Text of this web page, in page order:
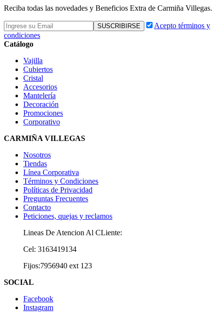
Reciba todas las novedades y Beneficios Extra de Carmiña Villegas.
Acepto términos y
condiciones
Catálogo
Vajilla
Cubiertos
Cristal
Accesorios
Mantelería
Decoración
Promociones
Corporativo
CARMIÑA VILLEGAS
Nosotros
Tiendas
Línea Corporativa
Términos y Condiciones
Políticas de Privacidad
Preguntas Frecuentes
Contacto
Peticiones, quejas y reclamos
Lineas De Atencion Al CLiente:
Cel: 3163419134
Fijos:7956940 ext 123
SOCIAL
Facebook
Instagram